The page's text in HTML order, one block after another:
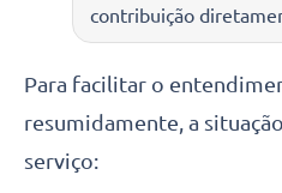
contribuição
Para facilitar o
resumidamente, a
serviço: